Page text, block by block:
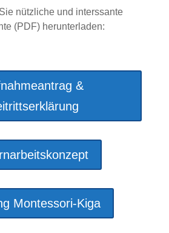
nützliche und interssante
(PDF) herunterladen:
&
Montessori-Kiga